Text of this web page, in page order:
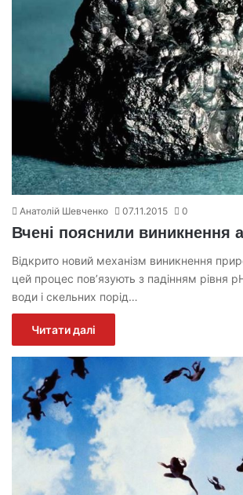
Анатолій Шевченко 07.11.2015 0
Вчені пояснили виникнення
Відкрито новий механізм виникнення
цей процес пов’язують з падінням рівня
води і скельних порід…
Читати далі